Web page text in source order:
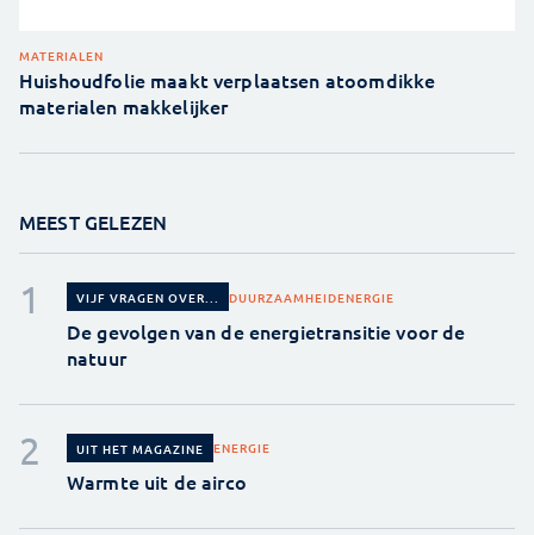
MATERIALEN
Huishoudfolie maakt verplaatsen atoomdikke
materialen makkelijker
MEEST GELEZEN
VIJF VRAGEN OVER... DUURZAAMHEIDENERGIE
De gevolgen van de energietransitie voor de
natuur
UIT HET MAGAZINE ENERGIE
Warmte uit de airco